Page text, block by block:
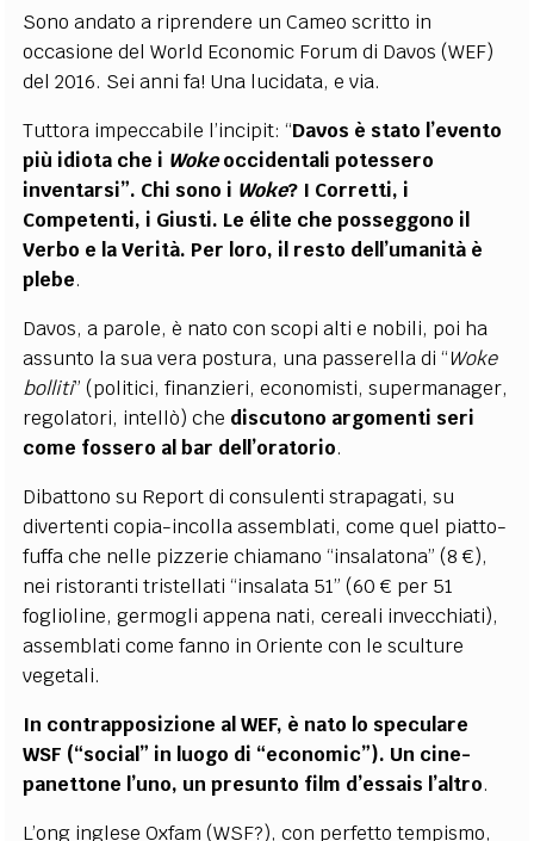
Sono andato a riprendere un Cameo scritto in
occasione del World Economic Forum di Davos (WEF)
del 2016. Sei anni fa! Una lucidata, e via.
Tuttora impeccabile l’incipit: “Davos è stato l’evento
più idiota che i Wokeoccidentali potessero
inventarsi”. Chi sono i Woke? I Corretti, i
Competenti, i Giusti. Le élite che posseggono il
Verbo e la Verità. Per loro, il resto dell’umanità è
plebe.
Davos, a parole, è nato con scopi alti e nobili, poi ha
assunto la sua vera postura, una passerella di “Woke
bolliti” (politici, finanzieri, economisti, supermanager,
regolatori, intellò) che discutono argomenti seri
come fossero al bar dell’oratorio.
Dibattono su Report di consulenti strapagati, su
divertenti copia-incolla assemblati, come quel piatto-
fuffa che nelle pizzerie chiamano “insalatona” (8 €),
nei ristoranti tristellati “insalata 51” (60 € per 51
foglioline, germogli appena nati, cereali invecchiati),
assemblati come fanno in Oriente con le sculture
vegetali.
In contrapposizione al WEF, è nato lo speculare
WSF (“social” in luogo di “economic”). Un cine-
panettone l’uno, un presunto film d’essais l’altro.
L’ong inglese Oxfam (WSF?), con perfetto tempismo,